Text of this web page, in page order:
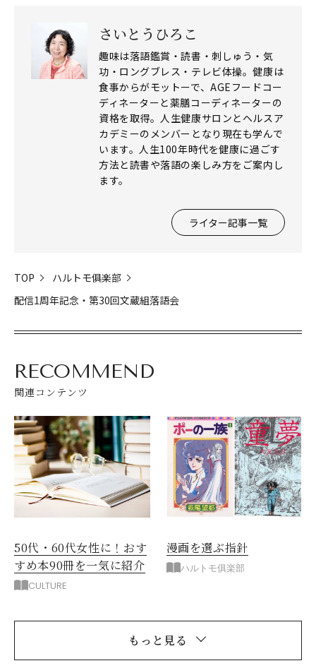
さいとうひろこ
趣味は落語鑑賞・読書・刺しゅう・気
功・ロングブレス・テレビ体操。健康は
食事からがモットーで、AGEフードコー
ディネーターと薬膳コーディネーターの
資格を取得。人生健康サロンとヘルスア
カデミーのメンバーとなり現在も学んで
います。人生100年時代を健康に過ごす
方法と読書や落語の楽しみ方をご案内し
ます。
ライター記事一覧
TOP
ハルトモ俱楽部
配信1周年記念・第30回文蔵組落語会
RECOMMEND
関連コンテンツ
50代・60代女性に！おす
すめ本90冊を一気に紹介
CULTURE
漫画を選ぶ指針
ハルトモ俱楽部
もっと見る
閉じる